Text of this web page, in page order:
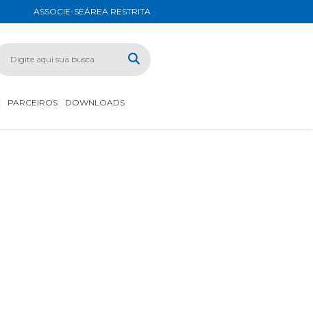
ASSOCIE-SEÁREA RESTRITA
PARCEIROS
DOWNLOADS